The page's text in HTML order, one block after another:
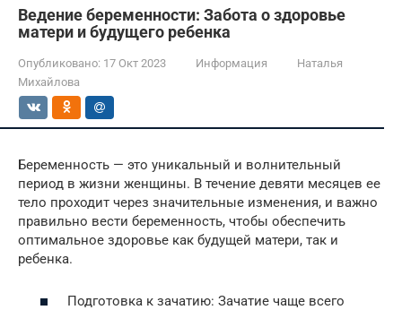
Ведение беременности: Забота о здоровье
матери и будущего ребенка
Опубликовано: 17 Окт 2023 Информация
Наталья
Михайлова
Беременность — это уникальный и волнительный
период в жизни женщины. В течение девяти месяцев ее
тело проходит через значительные изменения, и важно
правильно вести беременность, чтобы обеспечить
оптимальное здоровье как будущей матери, так и
ребенка.
Подготовка к зачатию: Зачатие чаще всего